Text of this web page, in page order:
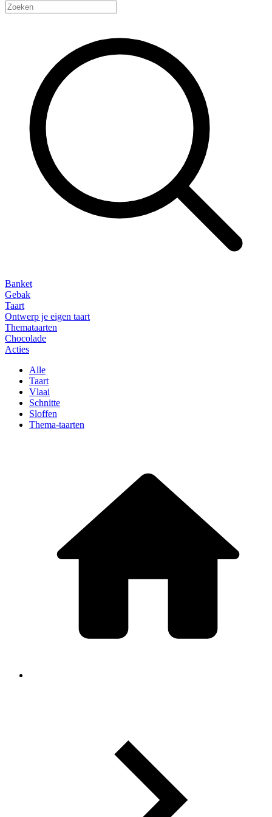
Banket
Gebak
Taart
Ontwerp je eigen taart
Themataarten
Chocolade
Acties
Alle
Taart
Vlaai
Schnitte
Sloffen
Thema-taarten